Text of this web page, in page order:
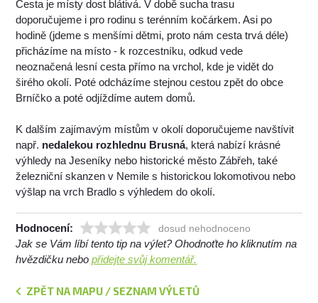
Cesta je místy dost blátivá. V době sucha trasu
doporučujeme i pro rodinu s terénním kočárkem. Asi po
hodině (jdeme s menšími dětmi, proto nám cesta trvá déle)
přicházíme na místo - k rozcestníku, odkud vede
neoznačená lesní cesta přímo na vrchol, kde je vidět do
širého okolí. Poté odcházíme stejnou cestou zpět do obce
Brníčko a poté odjíždíme autem domů.
K dalším zajímavým místům v okolí doporučujeme navštívit
např. nedalekou rozhlednu Brusná, která nabízí krásné
výhledy na Jeseníky nebo historické město Zábřeh, také
železniční skanzen v Nemile s historickou lokomotivou nebo
výšlap na vrch Bradlo s výhledem do okolí.
Hodnocení: dosud nehodnoceno
Jak se Vám líbí tento tip na výlet? Ohodnoťte ho kliknutím na
hvězdičku nebopřidejte svůj komentář.
ZPĚT NA MAPU / SEZNAM VÝLETŮ